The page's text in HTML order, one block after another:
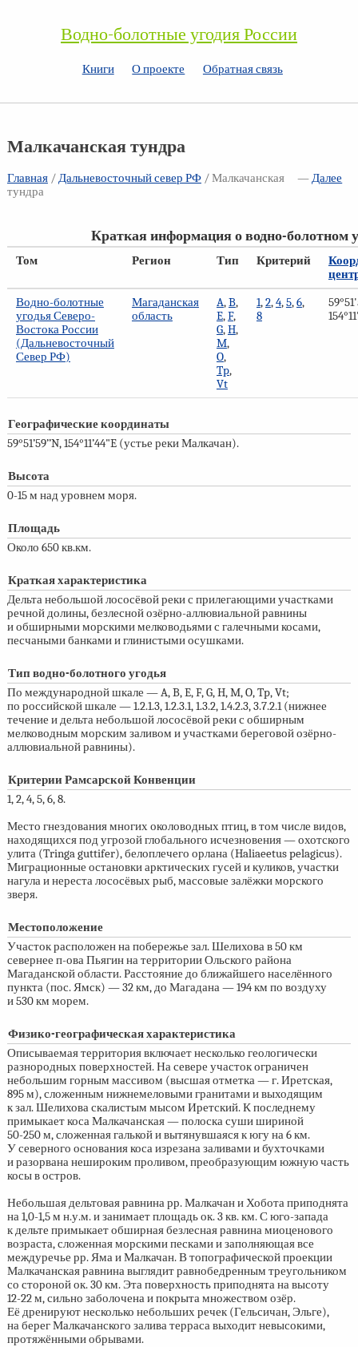
Водно-болотные угодия России
Книги О проекте Обратная связь
Малкачанская тундра
Главная/ —Далее
Дальневосточный север РФ/ Малкачанская
тундра
Краткая информация о водно-болотном
Том Регион Тип Критерий
Водно-болотные
угодья Северо-
Востока России
(Дальневосточный
Север РФ)
Магаданская
область
A,B,
E,F,
G,H,
M,
O,
Tp,
Vt
1,2,4,5,6,
8
Географические координаты
59°51’59’’N, 154°11’44"E (устье реки Малкачан).
Высота
0-15 м над уровнем моря.
Площадь
Около 650 кв.км.
Краткая характеристика
Дельта небольшой лососёвой реки с прилегающими участками
речной долины, безлесной озёрно-аллювиальной равнины
и обширными морскими мелководьями с галечными косами,
песчаными банками и глинистыми осушками.
Тип водно-болотного угодья
По международной шкале — A, B, E, F, G, H, M, O, Tp, Vt;
по российской шкале — 1.2.1.3, 1.2.3.1, 1.3.2, 1.4.2.3, 3.7.2.1 (нижнее
течение и дельта небольшой лососёвой реки с обширным
мелководным морским заливом и участками береговой озёрно-
аллювиальной равнины).
Критерии Рамсарской Конвенции
1, 2, 4, 5, 6, 8.
Место гнездования многих околоводных птиц, в том числе видов,
находящихся под угрозой глобального исчезновения — охотского
улита (Tringa guttifer), белоплечего орлана (Haliaeetus pelagicus).
Миграционные остановки арктических гусей и куликов, участки
нагула и нереста лососёвых рыб, массовые залёжки морского
зверя.
Местоположение
Участок расположен на побережье зал. Шелихова в 50 км
севернее п-ова Пьягин на территории Ольского района
Магаданской области. Расстояние до ближайшего населённого
пункта (пос. Ямск) — 32 км, до Магадана — 194 км по воздуху
и 530 км морем.
Физико-географическая характеристика
Описываемая территория включает несколько геологически
разнородных поверхностей. На севере участок ограничен
небольшим горным массивом (высшая отметка — г. Иретская,
895 м), сложенным нижнемеловыми гранитами и выходящим
к зал. Шелихова скалистым мысом Иретский. К последнему
примыкает коса Малкачанская — полоска суши шириной
50-250 м,сложенная галькой и вытянувшаяся к югу на 6 км.
У северного основания коса изрезана заливами и бухточками
и разорвана нешироким проливом, преобразующим южную часть
косы в остров.
Небольшая дельтовая равнина рр. Малкачан и Хобота приподнята
на1,0-1,5 м н.у.м. и занимает площадь ок. 3 кв. км. С юго-запада
к дельте примыкает обширная безлесная равнина миоценового
возраста, сложенная морскими песками и заполняющая все
междуречье рр. Яма и Малкачан. В топографической проекции
Малкачанская равнина выглядит равнобедренным треугольником
со стороной ок. 30 км. Эта поверхность приподнята на высоту
12-22 м,сильно заболочена и покрыта множеством озёр.
Её дренируют несколько небольших речек (Гельсичан, Эльге),
на берег Малкачанского залива терраса выходит невысокими,
протяжёнными обрывами.